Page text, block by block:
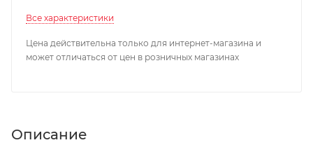
Все характеристики
Цена действительна только для интернет-магазина и
может отличаться от цен в розничных магазинах
Описание